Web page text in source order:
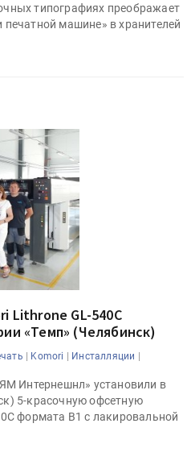
типографиях преображает
машине» в хранителей
Lithrone GL-540C
«Темп» (Челябинск)
| Komori | Инсталляции |
Интернешнл» установили в
5-красочную офсетную
формата B1 с лакировальной